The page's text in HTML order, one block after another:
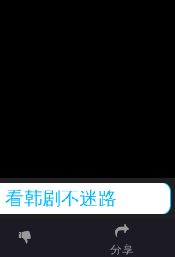
看韩剧不迷路
分享